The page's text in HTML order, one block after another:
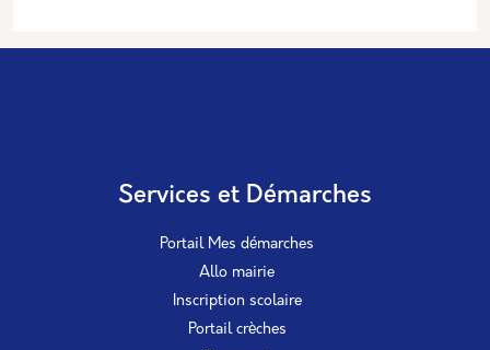
Services et Démarches
Portail Mes démarches
Allo mairie
Inscription scolaire
Portail crèches